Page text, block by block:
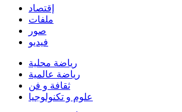
إقتصاد
ملفات
صور
فيديو
رياضة محلية
رياضة عالمية
ثقافة و فن
علوم و تكنولوجيا